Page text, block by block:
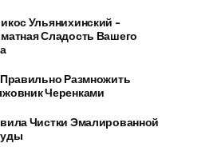
02.06.2026
Ульянихинский –
Сладость Вашего
Правильно Размножить
Черенками
Чистки Эмалированной